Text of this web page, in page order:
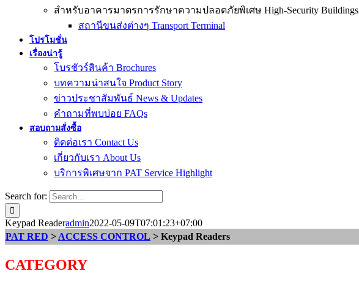
สำหรับอาคารมาตรการรักษาความปลอดภัยพิเศษ High-Security Buildings
สถานีขนส่งต่างๆ Transport Terminal
โปรโมชั่น
เรื่องน่ารู้
โบรชัวร์สินค้า Brochures
บทความน่าสนใจ Product Story
ข่าวประชาสัมพันธ์ News & Updates
คำถามที่พบบ่อย FAQs
สอบถามสั่งซื้อ
ติดต่อเรา Contact Us
เกี่ยวกับเรา About Us
บริการพิเศษจาก PAT Service Highlight
Search for:
Keypad Readeradmin2022-05-09T07:01:23+07:00
PAT RED > ACCESS CONTROL > Keypad Readers
CATEGORY